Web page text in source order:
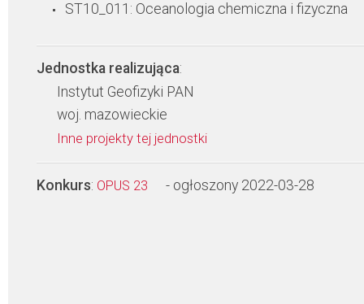
ST10_011: Oceanologia chemiczna i fizyczna
Jednostka realizująca:
Instytut Geofizyki PAN
woj. mazowieckie
Inne projekty tej jednostki
Konkurs: OPUS 23 - ogłoszony 2022-03-28